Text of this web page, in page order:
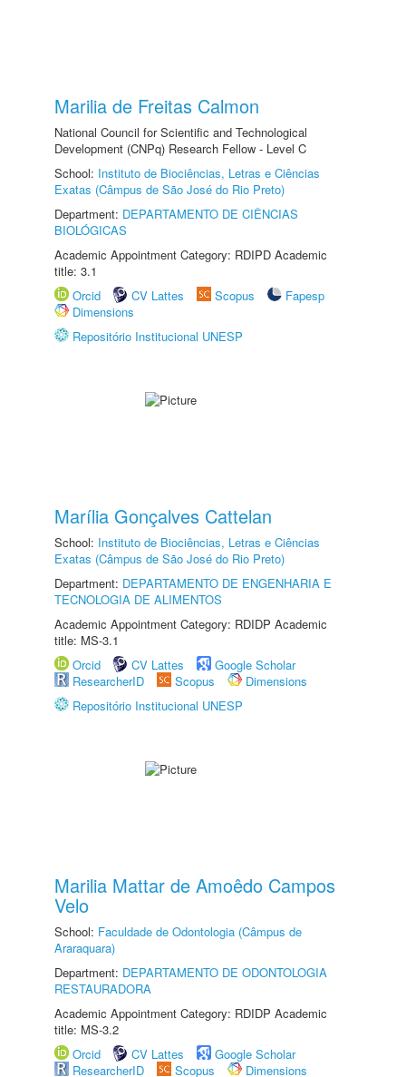
Marilia de Freitas Calmon
National Council for Scientific and Technological
Development (CNPq) Research Fellow - Level C
School: Instituto de Biociências, Letras e Ciências
Exatas (Câmpus de São José do Rio Preto)
Department: DEPARTAMENTO DE CIÊNCIAS
BIOLÓGICAS
Academic Appointment Category: RDIPD Academic
title: 3.1
Orcid
CV Lattes Scopus
Fapesp
Dimensions
Repositório Institucional UNESP
Marília Gonçalves Cattelan
School: Instituto de Biociências, Letras e Ciências
Exatas (Câmpus de São José do Rio Preto)
Department: DEPARTAMENTO DE ENGENHARIA E
TECNOLOGIA DE ALIMENTOS
Academic Appointment Category: RDIDP Academic
title: MS-3.1
Orcid
CV Lattes
Google Scholar
ResearcherID
Scopus
Dimensions
Repositório Institucional UNESP
Marilia Mattar de Amoêdo Campos
Velo
School: Faculdade de Odontologia (Câmpus de
Araraquara)
Department: DEPARTAMENTO DE ODONTOLOGIA
RESTAURADORA
Academic Appointment Category: RDIDP Academic
title: MS-3.2
Orcid
CV Lattes
Google Scholar
ResearcherID
Scopus Dimensions